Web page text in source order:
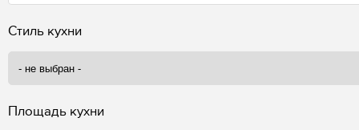
Стиль кухни
Площадь кухни